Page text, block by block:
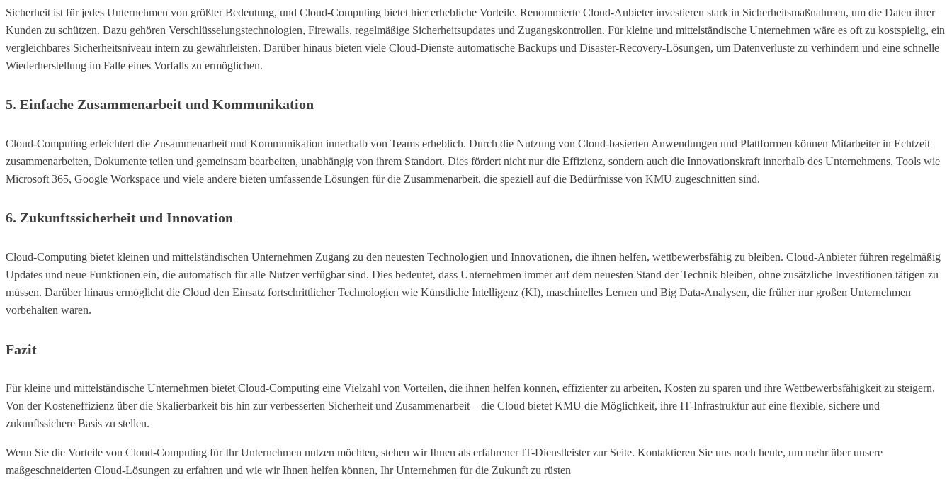
Sicherheit ist für jedes Unternehmen von größter Bedeutung, und Cloud-Computing bietet hier erhebliche Vorteile. Renommierte Cloud-Anbieter investieren stark in Sicherheitsmaßnahmen, um die Daten ihrer
Kunden zu schützen. Dazu gehören Verschlüsselungstechnologien, Firewalls, regelmäßige Sicherheitsupdates und Zugangskontrollen. Für kleine und mittelständische Unternehmen wäre es oft zu kostspielig, ein
vergleichbares Sicherheitsniveau intern zu gewährleisten. Darüber hinaus bieten viele Cloud-Dienste automatische Backups und Disaster-Recovery-Lösungen, um Datenverluste zu verhindern und eine schnelle
Wiederherstellung im Falle eines Vorfalls zu ermöglichen.
5. Einfache Zusammenarbeit und Kommunikation
Cloud-Computing erleichtert die Zusammenarbeit und Kommunikation innerhalb von Teams erheblich. Durch die Nutzung von Cloud-basierten Anwendungen und Plattformen können Mitarbeiter in Echtzeit
zusammenarbeiten, Dokumente teilen und gemeinsam bearbeiten, unabhängig von ihrem Standort. Dies fördert nicht nur die Effizienz, sondern auch die Innovationskraft innerhalb des Unternehmens. Tools wie
Microsoft 365, Google Workspace und viele andere bieten umfassende Lösungen für die Zusammenarbeit, die speziell auf die Bedürfnisse von KMU zugeschnitten sind.
6. Zukunftssicherheit und Innovation
Cloud-Computing bietet kleinen und mittelständischen Unternehmen Zugang zu den neuesten Technologien und Innovationen, die ihnen helfen, wettbewerbsfähig zu bleiben. Cloud-Anbieter führen regelmäßig
Updates und neue Funktionen ein, die automatisch für alle Nutzer verfügbar sind. Dies bedeutet, dass Unternehmen immer auf dem neuesten Stand der Technik bleiben, ohne zusätzliche Investitionen tätigen zu
müssen. Darüber hinaus ermöglicht die Cloud den Einsatz fortschrittlicher Technologien wie Künstliche Intelligenz (KI), maschinelles Lernen und Big Data-Analysen, die früher nur großen Unternehmen
vorbehalten waren.
Fazit
Für kleine und mittelständische Unternehmen bietet Cloud-Computing eine Vielzahl von Vorteilen, die ihnen helfen können, effizienter zu arbeiten, Kosten zu sparen und ihre Wettbewerbsfähigkeit zu steigern.
Von der Kosteneffizienz über die Skalierbarkeit bis hin zur verbesserten Sicherheit und Zusammenarbeit – die Cloud bietet KMU die Möglichkeit, ihre IT-Infrastruktur auf eine flexible, sichere und
zukunftssichere Basis zu stellen.
Wenn Sie die Vorteile von Cloud-Computing für Ihr Unternehmen nutzen möchten, stehen wir Ihnen als erfahrener IT-Dienstleister zur Seite. Kontaktieren Sie uns noch heute, um mehr über unsere
maßgeschneiderten Cloud-Lösungen zu erfahren und wie wir Ihnen helfen können, Ihr Unternehmen für die Zukunft zu rüsten